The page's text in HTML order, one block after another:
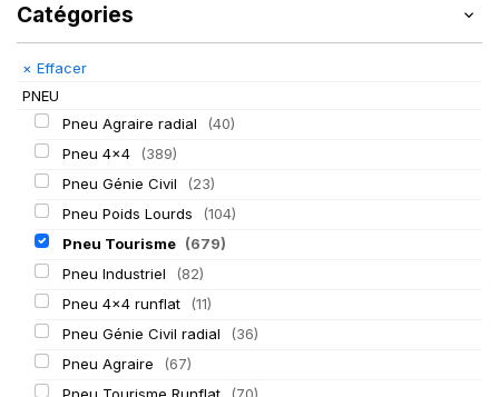
Catégories
× Effacer
PNEU
Pneu Agraire radial
(40)
Pneu 4x4
(389)
Pneu Génie Civil
(23)
Pneu Poids Lourds
(104)
Pneu Tourisme (679)
Pneu Industriel
(82)
Pneu 4x4 runflat
(11)
Pneu Génie Civil radial
(36)
Pneu Agraire
(67)